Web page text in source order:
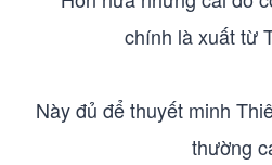
chính là xuất từ
Này đủ để thuyết minh
thường